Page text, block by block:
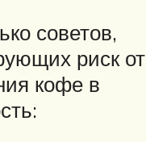
советов,
риск от
кофе в